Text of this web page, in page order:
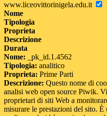
www.liceovittorinigela.edu.it
Nome
Tipologia
Proprieta
Descrizione
Durata
Nome: _pk_id.1.4562
Tipologia: analitico
Proprieta: Prime Parti
Descrizione: Questo nome di
analisi web open source Piwik.
proprietari di siti Web a
misurare le prestazioni del sito.